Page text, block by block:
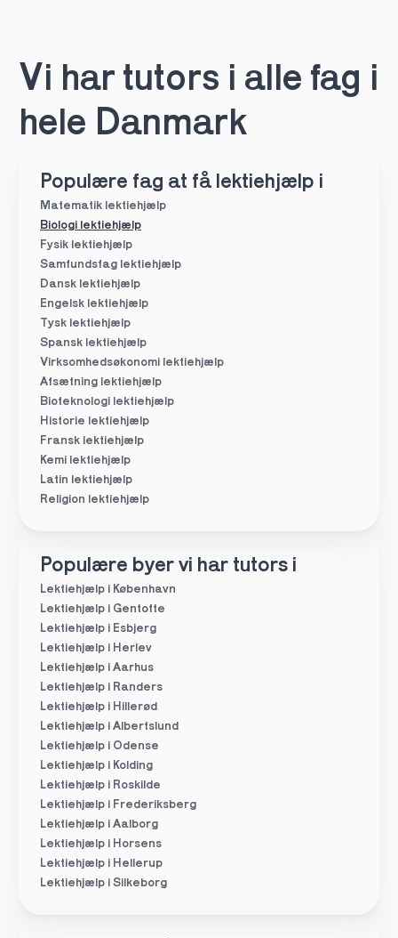
Vi har tutors i alle fag i
hele Danmark
Populære fag at få lektiehjælp i
Matematik lektiehjælp
Biologi lektiehjælp
Fysik lektiehjælp
Samfundsfag lektiehjælp
Dansk lektiehjælp
Engelsk lektiehjælp
Tysk lektiehjælp
Spansk lektiehjælp
Virksomhedsøkonomi lektiehjælp
Afsætning lektiehjælp
Bioteknologi lektiehjælp
Historie lektiehjælp
Fransk lektiehjælp
Kemi lektiehjælp
Latin lektiehjælp
Religion lektiehjælp
Populære byer vi har tutors i
Lektiehjælp i København
Lektiehjælp i Gentofte
Lektiehjælp i Esbjerg
Lektiehjælp i Herlev
Lektiehjælp i Aarhus
Lektiehjælp i Randers
Lektiehjælp i Hillerød
Lektiehjælp i Albertslund
Lektiehjælp i Odense
Lektiehjælp i Kolding
Lektiehjælp i Roskilde
Lektiehjælp i Frederiksberg
Lektiehjælp i Aalborg
Lektiehjælp i Horsens
Lektiehjælp i Hellerup
Lektiehjælp i Silkeborg